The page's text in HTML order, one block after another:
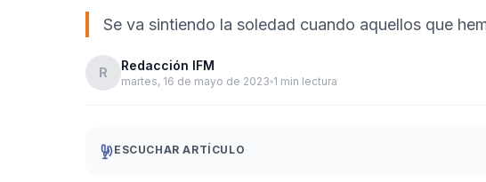
Se va sintiendo la soledad cuando aquellos que
R Redacción IFM
martes, 16 de mayo de 2023 1 min lectura
ESCUCHAR ARTÍCULO